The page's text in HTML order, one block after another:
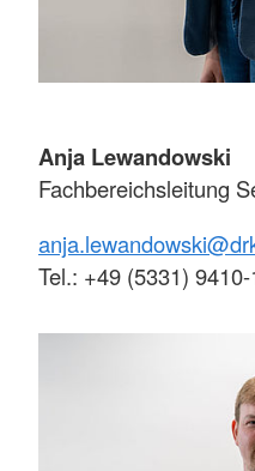
Anja Lewandowski
Fachbereichsleitung
Tel.: +49 (5331) 9410-